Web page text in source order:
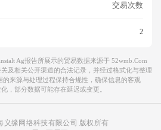
交易次数
2
Ag报告所展示的贸易数据来源于 52wmb.com
及相关公开渠道的合法记录，并经过格式化与整理
的来源与处理过程保持合规性，确保信息的客观
，部分数据可能存在延迟或变更。
义缘网络科技有限公司 版权所有